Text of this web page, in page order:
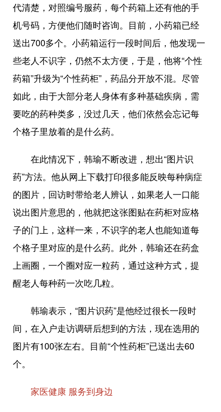
代清楚，对照编号服药，每个药箱上还有他的手
机号码，方便他们随时咨询。目前，小药箱已经
送出700多个。小药箱运行一段时间后，他发现一
些老人不识字，仍然不太方便，于是，他将“个性
药箱”升级为“个性药柜”，药品分开放不混。尽管
如此，由于大部分老人身体有多种基础疾病，需
要吃的药种类多，没过几天，他们依然会忘记每
个格子里放着的是什么药。
在此情况下，韩瑜不断改进，想出“图片识
药”方法。他从网上下载打印很多能反映每种病症
的图片，回访时带给老人辨认，如果老人一口能
说出图片意思的，他就把这张图贴在药柜对应格
子的门上，这样一来，不识字的老人也能知道每
个格子里对应的是什么药。此外，韩瑜还在药盒
上画圈，一个圈对应一粒药，通过这种方式，提
醒老人每种药一次吃几粒。
韩瑜表示，“图片识药”是他经过很长一段时
间，在入户走访调研后想到的方法，现在选用的
图片有100张左右。目前“个性药柜”已送出去60
个。
家医健康 服务到身边